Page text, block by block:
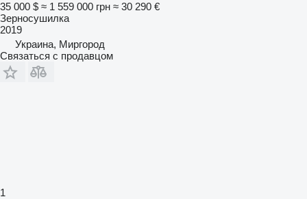
35 000 $ ≈ 1 559 000 грн ≈ 30 290 €
Зерносушилка
2019
Украина, Миргород
Связаться с продавцом
1